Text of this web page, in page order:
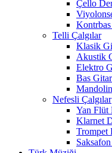
Çello
Telli Çalgılar
Klasik
Akustik
Elektro
Bas
Nefesli Çalgılar
Yan Flüt
Klarnet
Trompet